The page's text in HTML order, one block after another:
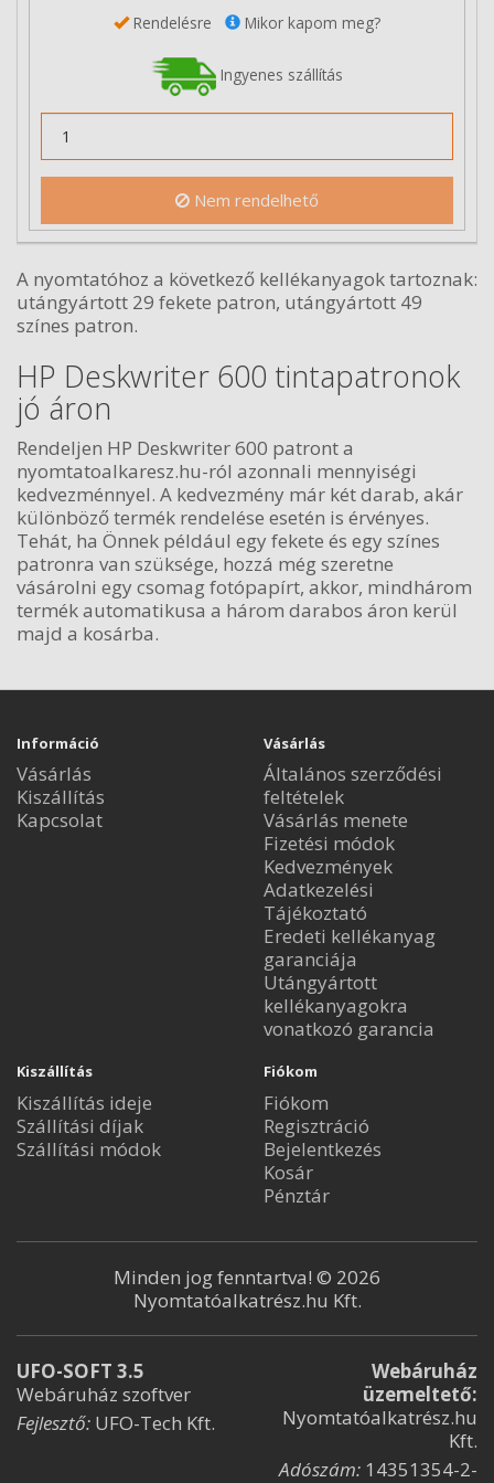
Rendelésre Mikor kapom meg?
Ingyenes szállítás
Nem rendelhető
A nyomtatóhoz a következő kellékanyagok tartoznak:
utángyártott 29 fekete patron, utángyártott 49
színes patron.
HP Deskwriter 600 tintapatronok
jó áron
Rendeljen HP Deskwriter 600 patront a
nyomtatoalkaresz.hu-ról azonnali mennyiségi
kedvezménnyel. A kedvezmény már két darab, akár
különböző termék rendelése esetén is érvényes.
Tehát, ha Önnek például egy fekete és egy színes
patronra van szüksége, hozzá még szeretne
vásárolni egy csomag fotópapírt, akkor, mindhárom
termék automatikusa a három darabos áron kerül
majd a kosárba.
Információ
Vásárlás
Kiszállítás
Kapcsolat
Vásárlás
Általános szerződési
feltételek
Vásárlás menete
Fizetési módok
Kedvezmények
Adatkezelési
Tájékoztató
Eredeti kellékanyag
garanciája
Utángyártott
kellékanyagokra
vonatkozó garancia
Kiszállítás
Kiszállítás ideje
Szállítási díjak
Szállítási módok
Fiókom
Fiókom
Regisztráció
Bejelentkezés
Kosár
Pénztár
Minden jog fenntartva! © 2026
Nyomtatóalkatrész.hu Kft.
UFO-SOFT 3.5
Webáruház szoftver
Fejlesztő: UFO-Tech Kft.
Webáruház
üzemeltető:
Nyomtatóalkatrész.hu
Kft.
Adószám: 14351354-2-